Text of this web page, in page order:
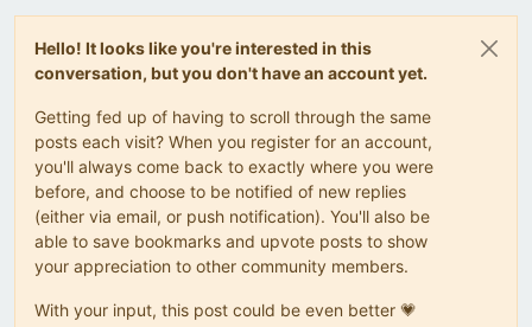
Hello! It looks like you're interested in this
conversation, but you don't have an account yet.
Getting fed up of having to scroll through the same
posts each visit? When you register for an account,
you'll always come back to exactly where you were
before, and choose to be notified of new replies
(either via email, or push notification). You'll also be
able to save bookmarks and upvote posts to show
your appreciation to other community members.
With your input, this post could be even better 💗